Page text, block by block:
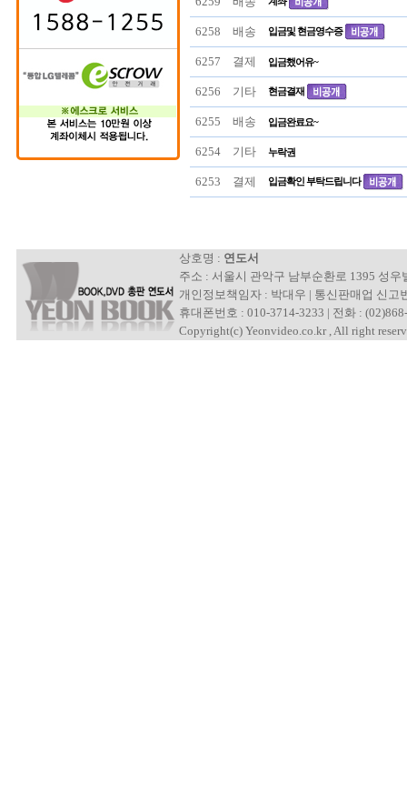
6258 배송 입금및 현금영수증
6257 결제 입금했어유~
6256 기타 현금결재
6255 배송 입금완료요~
6254 기타 누락권
6253 결제 입금확인 부탁드립니다
상호명 : 연도서
주소 : 서울시 관악구 남부순환로 1395 성우
개인정보책임자 : 박대우 | 통신판매업 신고
휴대폰번호 : 010-3714-3233 | 전화 :
Copyright(c) Yeonvideo.co.kr , All right